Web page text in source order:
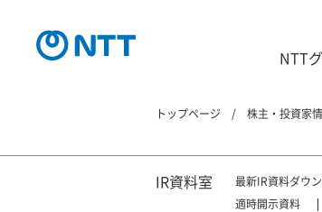
NTT
トップページ 株主・投資家
IR資料室 最新IR資料ダウ
適時開示資料